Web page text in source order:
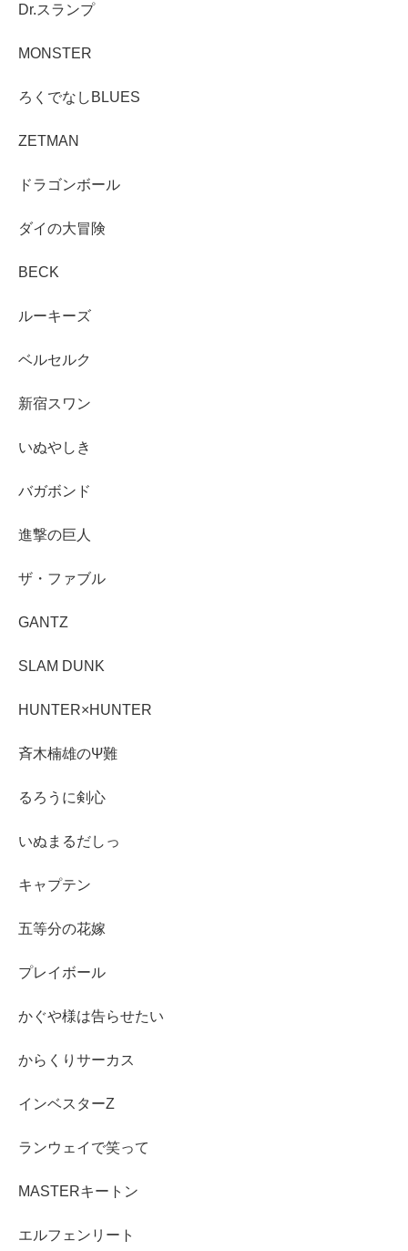
Dr.スランプ
MONSTER
ろくでなしBLUES
ZETMAN
ドラゴンボール
ダイの大冒険
BECK
ルーキーズ
ベルセルク
新宿スワン
いぬやしき
バガボンド
進撃の巨人
ザ・ファブル
GANTZ
SLAM DUNK
HUNTER×HUNTER
斉木楠雄のΨ難
るろうに剣心
いぬまるだしっ
キャプテン
五等分の花嫁
プレイボール
かぐや様は告らせたい
からくりサーカス
インベスターZ
ランウェイで笑って
MASTERキートン
エルフェンリート